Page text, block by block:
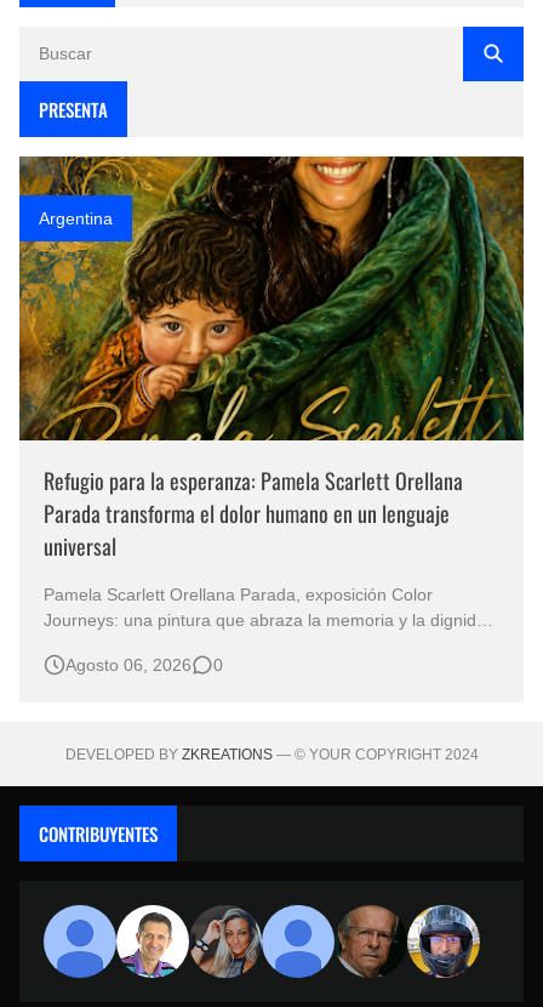
PRESENTA
Argentina
Refugio para la esperanza: Pamela Scarlett Orellana
Parada transforma el dolor humano en un lenguaje
universal
Pamela Scarlett Orellana Parada, exposición Color
Journeys: una pintura que abraza la memoria y la dignidad
obras no necesitan levantar la voz para permanecer en la
Agosto 06, 2026 0
DEVELOPED BY ZKREATIONS— © YOUR COPYRIGHT 2024
CONTRIBUYENTES